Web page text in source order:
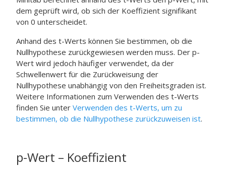
dem geprüft wird, ob sich der Koeffizient signifikant
von 0 unterscheidet.
Anhand des t-Werts können Sie bestimmen, ob die
Nullhypothese zurückgewiesen werden muss. Der p-
Wert wird jedoch häufiger verwendet, da der
Schwellenwert für die Zurückweisung der
Nullhypothese unabhängig von den Freiheitsgraden ist.
Weitere Informationen zum Verwenden des t-Werts
finden Sie unter Verwenden des t-Werts, um zu
bestimmen, ob die Nullhypothese zurückzuweisen ist.
p-Wert – Koeffizient